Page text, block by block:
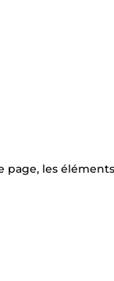
page, les